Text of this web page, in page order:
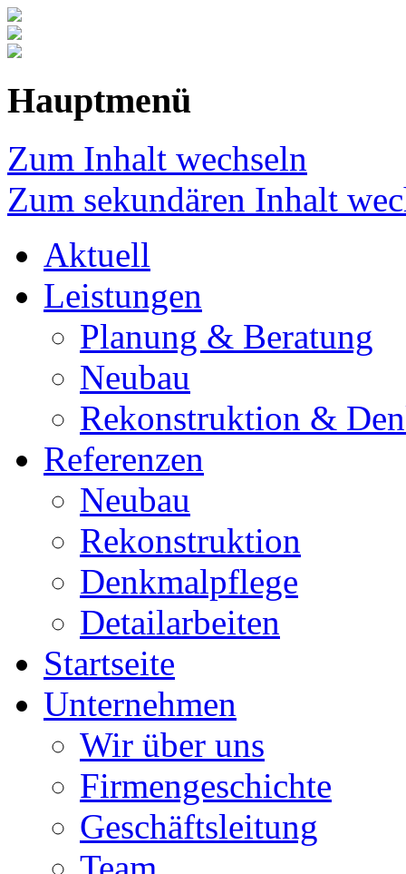
Hauptmenü
Zum Inhalt wechseln
Zum sekundären Inhalt
Aktuell
Leistungen
Planung & Beratung
Neubau
Rekonstruktion &
Referenzen
Neubau
Rekonstruktion
Denkmalpflege
Detailarbeiten
Startseite
Unternehmen
Wir über uns
Firmengeschichte
Geschäftsleitung